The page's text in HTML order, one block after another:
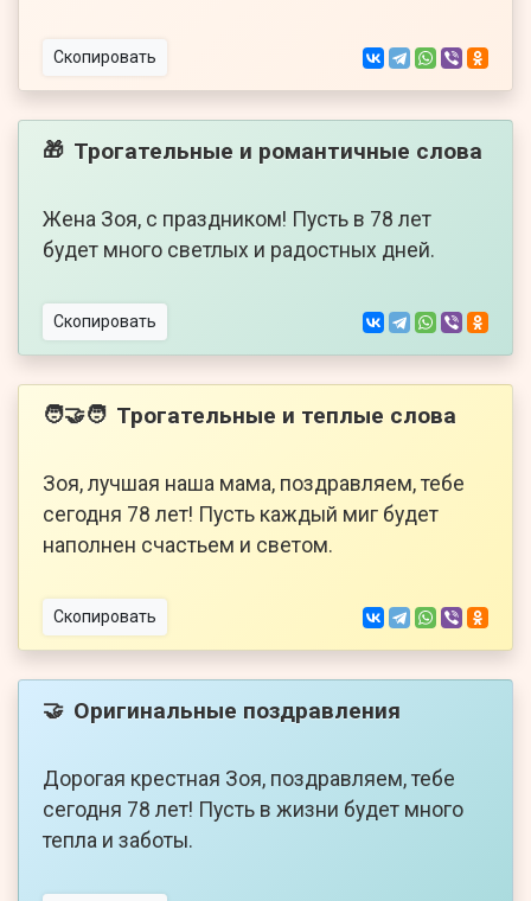
Скопировать
🎁 Трогательные и романтичные слова
Жена Зоя, с праздником! Пусть в 78 лет
будет много светлых и радостных дней.
Скопировать
🧑‍🤝‍🧑 Трогательные и теплые слова
Зоя, лучшая наша мама, поздравляем, тебе
сегодня 78 лет! Пусть каждый миг будет
наполнен счастьем и светом.
Скопировать
🤝 Оригинальные поздравления
Дорогая крестная Зоя, поздравляем, тебе
сегодня 78 лет! Пусть в жизни будет много
тепла и заботы.